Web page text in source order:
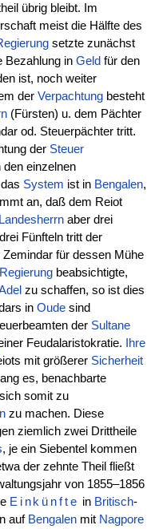
übrig bleibt. Im
meist die Hälfte des
setzte zunächst
Bezahlung in Geld für den
ist, noch weiter
der Verpachtungbesteht
(Fürsten) u. dem Pächter
od. Steuerpächter tritt.
der Steuer
einzelnen
System ist in Bengalen,
an, daß dem Reiot
Landesherrnaber drei
Fünfteln tritt der
für dessen Mühe
Regierungbeabsichtigte,
zu schaffen, so ist dies
in Oudesind
der Sultane
Feudalaristokratie.
Ihre
mit größerer Sicherheit
es, benachbarte
somit zu
zu machen. Diese
ziemlich zwei Drittheile
, je ein Siebentel kommen
der zehnte Theil fließt
von 1855–1856
Einkünfte in Britisch-
auf Bengalenmit Nagpore